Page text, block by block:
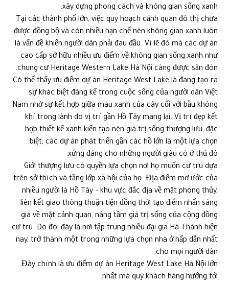
xây dựng phong cách và không gian sống xanh.
Tại các thành phố lớn, việc quy hoạch cảnh quan đô thị chưa
được đồng bộ và còn nhiều hạn chế nên không gian xanh luôn
là vấn đề khiến người dân phải đau đầu. Vì lẽ đó mà các dự án
cao cấp sở hữu nhiều ưu điểm về không gian sống xanh như
chung cư Heritage Western Lake Hà Nội càng được săn đón.
Có thể thấy ưu điểm dự án Heritage West Lake là đang tạo ra
sự khác biệt đáng kể trong cuộc sống của người dân Việt
Nam nhờ sự kết hợp giữa màu xanh của cây cối với bầu không
khí trong lành do vị trí gần Hồ Tây mang lại. Vị trí đẹp kết
hợp thiết kế xanh kiến tạo nên giá trị sống thượng lưu; đặc
biệt, các dự án phát triển gần các hồ lớn là một lựa chọn
xứng đáng cho những người giàu có ở thủ đô.
Giới thượng lưu có quyền lựa chọn nơi họ muốn cư trú dựa
trên sở thích và tầng lớp xã hội của họ. Địa điểm mơ ước của
nhiều người là Hồ Tây – khu vực đắc địa về mặt phong thủy,
liên kết giao thông thuận tiện đồng thời tạo điểm nhấn sáng
giá về mặt cảnh quan, nâng tầm giá trị sống của cộng đồng
cư trú. Do đó, đây là nơi tập trung nhiều đại gia Hà Thành hiện
nay, trở thành một trong những lựa chọn nhà ở hấp dẫn nhất
cho mọi người dân.
Đây chính là ưu điểm dự án Heritage West Lake Hà Nội lớn
nhất mà quý khách hàng hướng tới.